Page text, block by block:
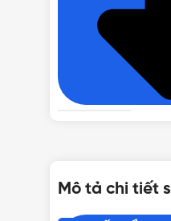
CÔNG SUẤT
CHỈ SỐ HOÀN
Mô tả chi tiết